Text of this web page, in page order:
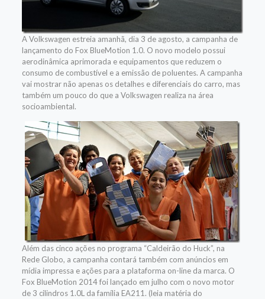
A Volkswagen estreia amanhã, dia 3 de agosto, a campanha de
lançamento do Fox BlueMotion 1.0. O novo modelo possui
aerodinâmica aprimorada e equipamentos que reduzem o
consumo de combustível e a emissão de poluentes. A campanha
vai mostrar não apenas os detalhes e diferenciais do carro, mas
também um pouco do que a Volkswagen realiza na área
socioambiental.
Além das cinco ações no programa “Caldeirão do Huck”, na
Rede Globo, a campanha contará também com anúncios em
mídia impressa e ações para a plataforma on-line da marca. O
Fox BlueMotion 2014 foi lançado em julho com o novo motor
de 3 cilindros 1.0L da família EA211. (leia matéria do